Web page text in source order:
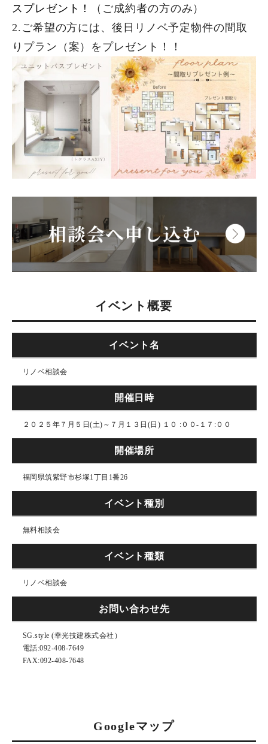
スプレゼント！
（ご成約者の方のみ）
2.ご希望の方には、後日リノベ予定物件の間取
りプラン（案）をプレゼント！！
イベント概要
イベント名
リノベ相談会
開催日時
２０２５年７月５日(土)～７月１３日(日) １０ :００-１７:００
開催場所
福岡県筑紫野市杉塚1丁目1番26
イベント種別
無料相談会
イベント種類
リノベ相談会
お問い合わせ先
SG.style (幸光技建株式会社）
電話:092‐408‐7649
FAX:092-408-7648
Googleマップ